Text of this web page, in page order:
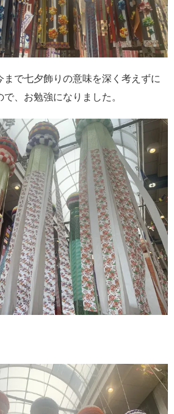
まで七夕飾りの意味を深く考えずに
、お勉強になりました。